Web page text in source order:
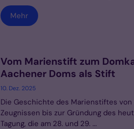
Mehr
Vom Marienstift zum
Aachener Doms als Stift
10. Dez. 2025
Die Geschichte des Marienstiftes
Zeugnissen bis zur Gründung des
Tagung, die am 28. und 29. ...